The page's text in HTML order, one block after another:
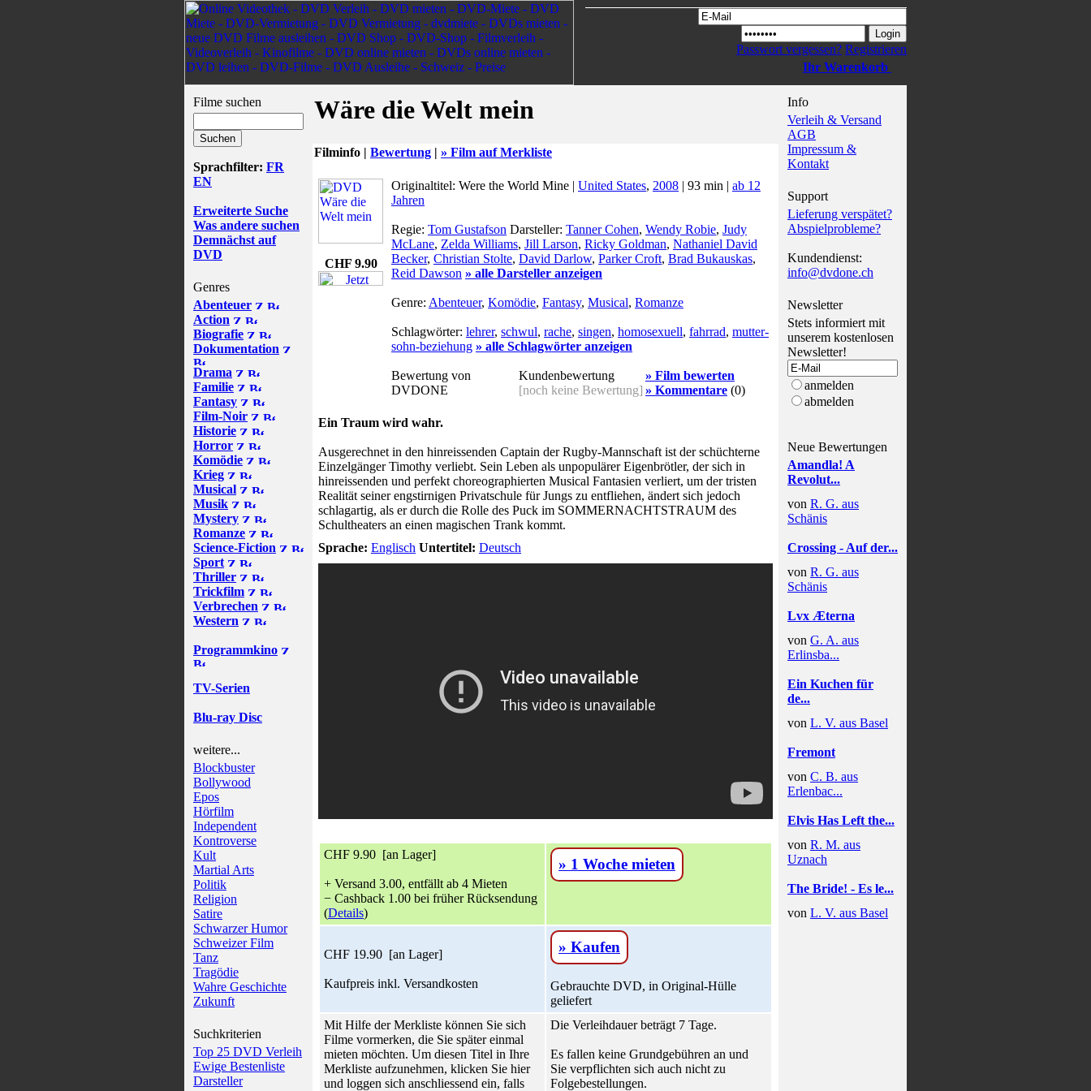
Passwort vergessen? Registrieren
Ihr Warenkorb
Filme suchen
Sprachfilter: FR
EN
Erweiterte Suche
Was andere suchen
Demnächst auf
DVD
Genres
Abenteuer
Action
Biografie
Dokumentation
Drama
Familie
Fantasy
Film-Noir
Historie
Horror
Komödie
Krieg
Musical
Musik
Mystery
Romanze
Science-Fiction
Sport
Thriller
Trickfilm
Verbrechen
Western
Programmkino
TV-Serien
Blu-ray Disc
weitere...
Blockbuster
Bollywood
Epos
Hörfilm
Independent
Kontroverse
Kult
Martial Arts
Politik
Religion
Satire
Schwarzer Humor
Schweizer Film
Tanz
Tragödie
Wahre Geschichte
Zukunft
Suchkriterien
Top 25 DVD Verleih
Ewige Bestenliste
Darsteller
Wäre die Welt mein
Filminfo | Bewertung | » Film auf Merkliste
CHF 9.90
Originaltitel: Were the World Mine | United States, 2008 | 93 min | ab 12
Jahren
Regie: Tom Gustafson Darsteller: Tanner Cohen, Wendy Robie, Judy
McLane, Zelda Williams, Jill Larson, Ricky Goldman, Nathaniel David
Becker, Christian Stolte, David Darlow, Parker Croft, Brad Bukauskas,
Reid Dawson » alle Darsteller anzeigen
Genre: Abenteuer, Komödie, Fantasy, Musical, Romanze
Schlagwörter: lehrer, schwul, rache, singen, homosexuell, fahrrad, mutter-
sohn-beziehung » alle Schlagwörter anzeigen
Bewertung von
DVDONE
Kundenbewertung
[noch keine Bewertung]
» Film bewerten
» Kommentare (0)
Ein Traum wird wahr.
Ausgerechnet in den hinreissenden Captain der Rugby-Mannschaft ist der schüchterne
Einzelgänger Timothy verliebt. Sein Leben als unpopulärer Eigenbrötler, der sich in
hinreissenden und perfekt choreographierten Musical Fantasien verliert, um der tristen
Realität seiner engstirnigen Privatschule für Jungs zu entfliehen, ändert sich jedoch
schlagartig, als er durch die Rolle des Puck im SOMMERNACHTSTRAUM des
Schultheaters an einen magischen Trank kommt.
Sprache: Englisch Untertitel: Deutsch
CHF 9.90 [an Lager]
+ Versand 3.00, entfällt ab 4 Mieten
− Cashback 1.00 bei früher Rücksendung
(Details)
» 1 Woche mieten
CHF 19.90 [an Lager]
Kaufpreis inkl. Versandkosten
» Kaufen
Gebrauchte DVD, in Original-Hülle
geliefert
Mit Hilfe der Merkliste können Sie sich
Filme vormerken, die Sie später einmal
mieten möchten. Um diesen Titel in Ihre
Merkliste aufzunehmen, klicken Sie hier
und loggen sich anschliessend ein, falls
Die Verleihdauer beträgt 7 Tage.
Es fallen keine Grundgebühren an und
Sie verpflichten sich auch nicht zu
Folgebestellungen.
Info
Verleih & Versand
AGB
Impressum &
Kontakt
Support
Lieferung verspätet?
Abspielprobleme?
Kundendienst:
info@dvdone.ch
Newsletter
Stets informiert mit
unserem kostenlosen
Newsletter!
anmelden
abmelden
Neue Bewertungen
Amandla! A
Revolut...
von R. G. aus
Schänis
Crossing - Auf der...
von R. G. aus
Schänis
Lvx Æterna
von G. A. aus
Erlinsba...
Ein Kuchen für
de...
von L. V. aus Basel
Fremont
von C. B. aus
Erlenbac...
Elvis Has Left the...
von R. M. aus
Uznach
The Bride! - Es le...
von L. V. aus Basel